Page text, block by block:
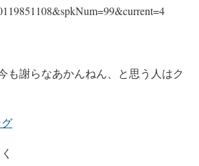
謝らなあかんねん、と思う人はク